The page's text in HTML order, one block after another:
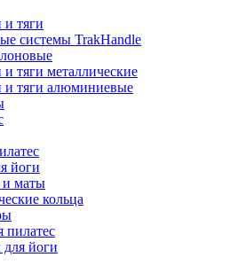
и тяги
системы TrakHandle
и тяги металлические
и тяги алюминиевые
йоги
и маты
кольца
пилатес
йоги